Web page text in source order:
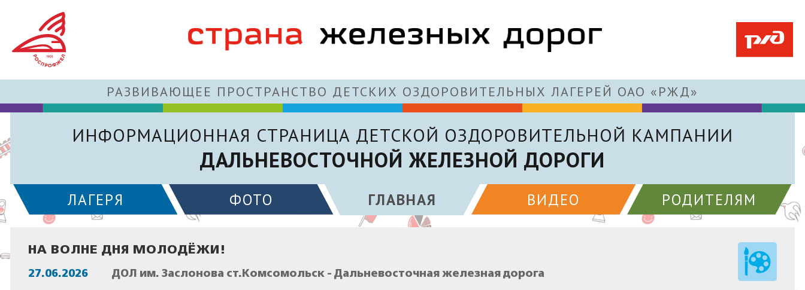
РАЗВИВАЮЩЕЕ ПРОСТРАНСТВО ДЕТСКИХ ОЗДОРОВИТЕЛЬНЫХ ЛАГЕРЕЙ ОАО «РЖД»
ИНФОРМАЦИОННАЯ СТРАНИЦА ДЕТСКОЙ ОЗДОРОВИТЕЛЬНОЙ КАМПАНИИ
ДАЛЬНЕВОСТОЧНОЙ ЖЕЛЕЗНОЙ ДОРОГИ
ЛАГЕРЯ ФОТО ГЛАВНАЯ ВИДЕО РОДИТЕЛЯМ
НА ВОЛНЕ ДНЯ МОЛОДЁЖИ!
27.06.2026 ДОЛ им. Заслонова ст.Комсомольск - Дальневосточная железная дорога